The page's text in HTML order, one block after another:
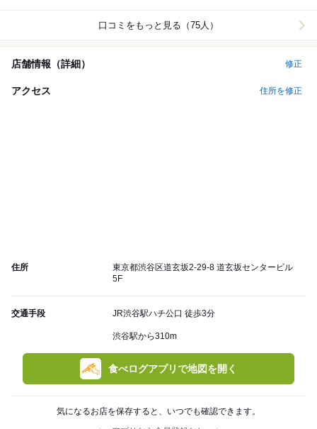
口コミをもっと見る（75人）
店舗情報（詳細） 修正
アクセス 住所を修正
住所
東京都渋谷区道玄坂2-29-8 道玄坂センタービル
5F
交通手段 JR渋谷駅ハチ公口 徒歩3分
渋谷駅から310m
食べログアプリで地図を開く
気になるお店を保存すると、いつでも確認できます。